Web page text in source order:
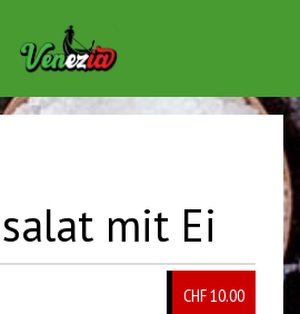
mit Ei
CHF 10.00